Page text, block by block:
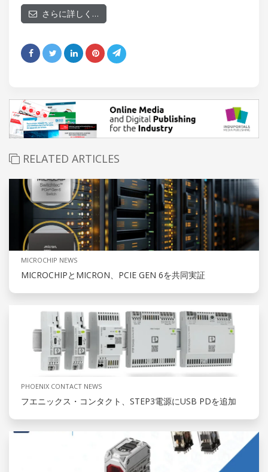
さらに詳しく…
RELATED ARTICLES
MICROCHIP NEWS
MICROCHIPとMICRON、PCIE GEN 6を共同実証
PHOENIX CONTACT NEWS
フエニックス・コンタクト、STEP3電源にUSB PDを追加